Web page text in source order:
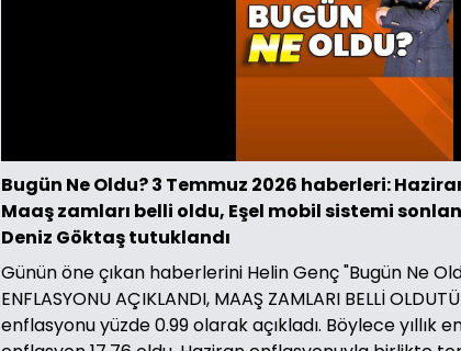
Bugün Ne Oldu? 3 Temmuz 2026 haberleri:
Maaş zamları belli oldu, Eşel mobil sistemi
Deniz Göktaş tutuklandı
Günün öne çıkan haberlerini Helin Genç "Bugün Ne
ENFLASYONU AÇIKLANDI, MAAŞ ZAMLARI BELLİ
enflasyonu yüzde 0.99 olarak açıkladı. Böylece yıllık